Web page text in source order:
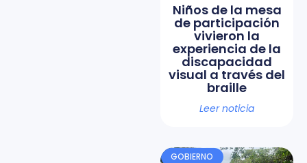
Niños de la mesa
de participación
vivieron la
experiencia de la
discapacidad
visual a través del
braille
Leer noticia
GOBIERNO